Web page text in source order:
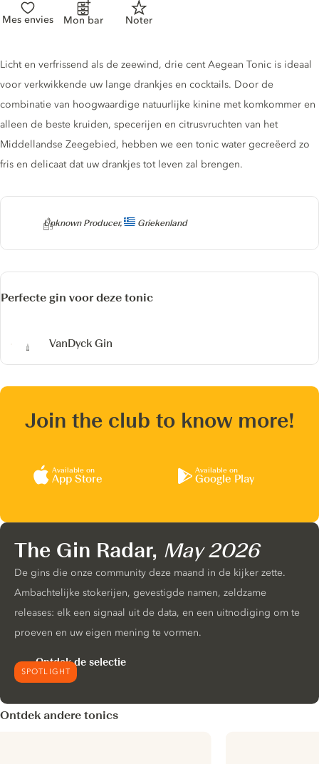
Mes envies Mon bar Noter
Producer
Unknown Producer, Griekenland
Tonic description
Licht en verfrissend als de zeewind, drie cent Aegean Tonic is ideaal
voor verkwikkende uw lange drankjes en cocktails. Door de
combinatie van hoogwaardige natuurlijke kinine met komkommer en
alleen de beste kruiden, specerijen en citrusvruchten van het
Middellandse Zeegebied, hebben we een tonic water gecreëerd zo
fris en delicaat dat uw drankjes tot leven zal brengen.
Perfecte gin voor deze tonic
VanDyck Gin
Join the club to know more!
Available on
App Store
Available on
Google Play
SPOTLIGHT
The Gin Radar, May 2026
De gins die onze community deze maand in de kijker zette.
Ambachtelijke stokerijen, gevestigde namen, zeldzame
releases: elk een signaal uit de data, en een uitnodiging om te
proeven en uw eigen mening te vormen.
Ontdek de selectie
Ontdek andere tonics